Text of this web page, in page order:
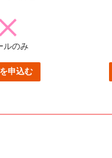
ルのみ
申込む